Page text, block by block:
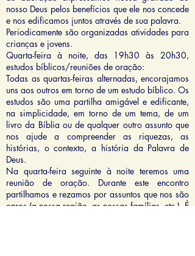
nosso Deus pelos benefícios que ele nos concede
e nos edificamos juntos através de sua palavra.
Periodicamente são organizadas atividades para
crianças e jovens.
Quarta-feira à noite, das 19h30 às 20h30,
estudos bíblicos/reuniões de oração:
Todas as quartas-feiras alternadas, encorajamos
uns aos outros em torno de um estudo bíblico. Os
estudos são uma partilha amigável e edificante,
na simplicidade, em torno de um tema, de um
livro da Bíblia ou de qualquer outro assunto que
nos ajude a compreender as riquezas, as
histórias, o contexto, a história da Palavra de
Deus.
Na quarta-feira seguinte à noite teremos uma
reunião de oração. Durante este encontro
partilhamos e rezamos por assuntos que nos são
caros (a nossa região, as nossas famílias, etc.). É